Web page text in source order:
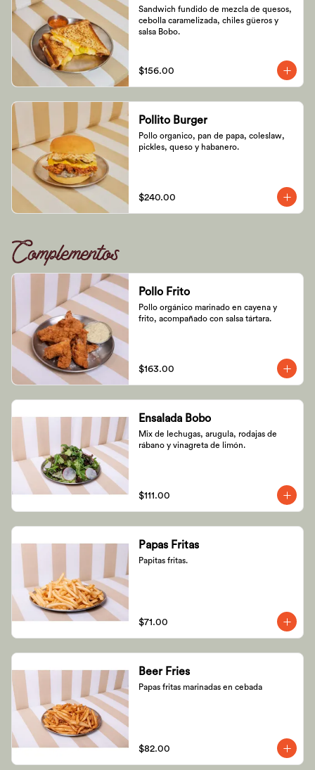
Sandwich fundido de mezcla de quesos,
cebolla caramelizada, chiles güeros y
salsa Bobo.
$156.00
Pollito Burger
Pollo organico, pan de papa, coleslaw,
pickles, queso y habanero.
$240.00
Complementos
Pollo Frito
Pollo orgánico marinado en cayena y
frito, acompañado con salsa tártara.
$163.00
Ensalada Bobo
Mix de lechugas, arugula, rodajas de
rábano y vinagreta de limón.
$111.00
Papas Fritas
Papitas fritas.
$71.00
Beer Fries
Papas fritas marinadas en cebada
$82.00